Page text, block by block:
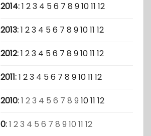
2014:1 23 4 56 7 8 91011 12
2013:1 23 4 56 7 8 91011 12
2012:1 23 4 56 7 8 91011 12
2011:1 23 4 56 7 8 91011 12
2010:1 23 4 5 6 7 8 9 1011 12
0:1 23 4 5 6 7 8 9 10 11 12